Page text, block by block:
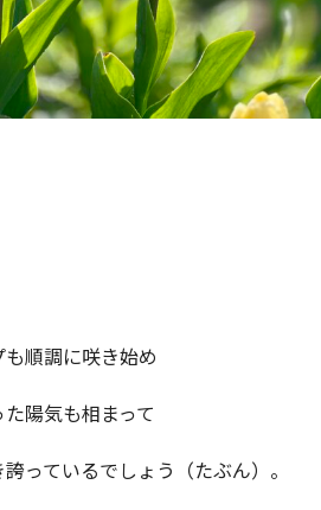
順調に咲き始め
陽気も相まって
っているでしょう（たぶん）。